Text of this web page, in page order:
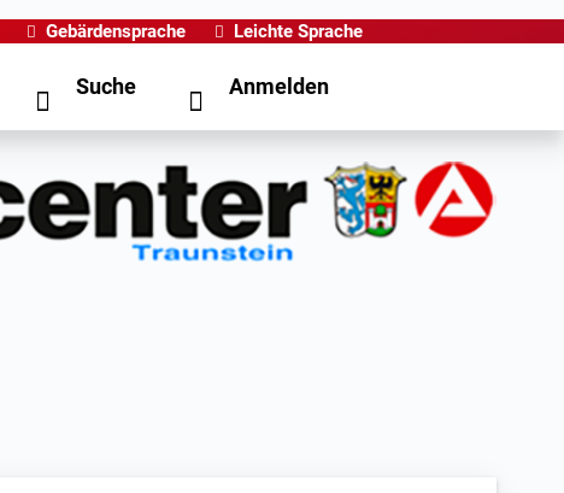
Gebärdensprache Leichte Sprache
Suche Anmelden